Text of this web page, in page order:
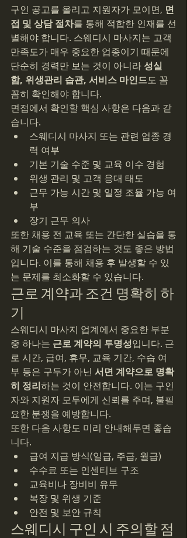
구인 공고를 올리고 지원자가 모이면, 면
접 및 상담 절차를 통해 적합한 인재를 선
별해야 합니다. 스웨디시 마사지는 고객
만족도가 매우 중요한 업종이기 때문에
단순히 경력만 보는 것이 아니라 성실
함, 위생관리 습관, 서비스 마인드도 꼼
꼼히 확인해야 합니다.
면접에서 확인할 핵심 사항은 다음과 같
습니다.
스웨디시 마사지 또는 관련 업종 경
력 여부
기본 기술 수준 및 교육 이수 경험
위생 관리 및 고객 응대 태도
근무 가능 시간 및 일정 조율 가능 여
부
장기 근무 의사
또한 채용 전 교육 또는 간단한 실습을 통
해 기술 수준을 점검하는 것도 좋은 방법
입니다. 이를 통해 채용 후 발생할 수 있
는 문제를 최소화할 수 있습니다.
근로 계약과 조건 명확히 하
기
스웨디시 마사지 업계에서 중요한 부분
중 하나는 근로 계약의 투명성입니다. 근
로 시간, 급여, 휴무, 교육 기간, 수습 여
부 등은 구두가 아닌 서면 계약으로 명확
히 정리하는 것이 안전합니다. 이는 구인
자와 지원자 모두에게 신뢰를 주며, 불필
요한 분쟁을 예방합니다.
또한 다음 사항도 미리 안내해두면 좋습
니다.
급여 지급 방식(일급, 주급, 월급)
수수료 또는 인센티브 구조
교육비나 장비비 유무
복장 및 위생 기준
안전 및 보안 규칙
스웨디시 구인 시 주의할 점